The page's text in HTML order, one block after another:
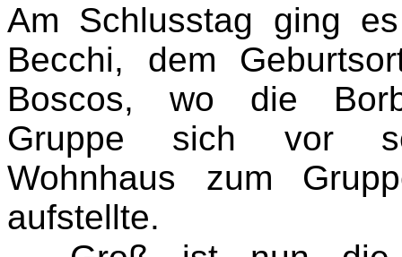
Am Schlusstag ging
Becchi, dem
Boscos, wo die
Gruppe sich vor
Wohnhaus zum
aufstellte.